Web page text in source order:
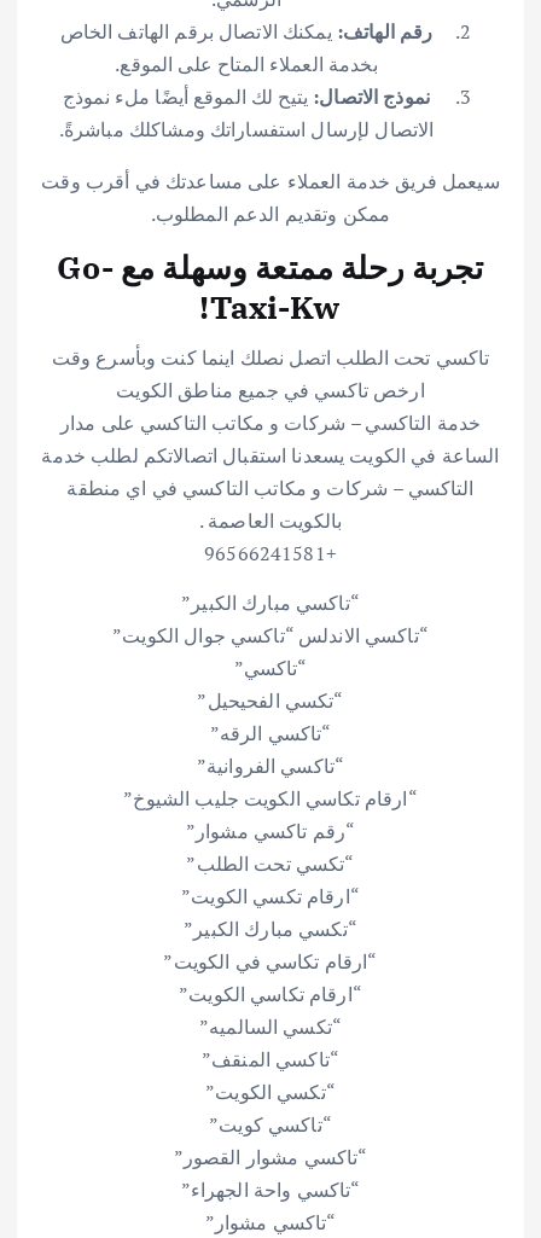
رقم الهاتف: يمكنك الاتصال برقم الهاتف الخاص
بخدمة العملاء المتاح على الموقع.
نموذج الاتصال: يتيح لك الموقع أيضًا ملء نموذج
الاتصال لإرسال استفساراتك ومشاكلك مباشرةً.
سيعمل فريق خدمة العملاء على مساعدتك في أقرب وقت
ممكن وتقديم الدعم المطلوب.
تجربة رحلة ممتعة وسهلة مع Go-
Taxi-Kw!
تاكسي تحت الطلب اتصل نصلك اينما كنت وبأسرع وقت
ارخص تاكسي في جميع مناطق الكويت
خدمة التاكسي – شركات و مكاتب التاكسي على مدار
الساعة في الكويت يسعدنا استقبال اتصالاتكم لطلب خدمة
التاكسي – شركات و مكاتب التاكسي في اي منطقة
بالكويت العاصمة .
+96566241581
“تاكسي مبارك الكبير”
“تاكسي الاندلس “تاكسي جوال الكويت”
“تاكسي”
“تكسي الفحيحيل”
“تاكسي الرقه”
“تاكسي الفروانية”
“ارقام تكاسي الكويت جليب الشيوخ”
“رقم تاكسي مشوار”
“تكسي تحت الطلب”
“ارقام تكسي الكويت”
“تكسي مبارك الكبير”
“ارقام تكاسي في الكويت”
“ارقام تكاسي الكويت”
“تكسي السالميه”
“تاكسي المنقف”
“تكسي الكويت”
“تاكسي كويت”
“تاكسي مشوار القصور”
“تاكسي واحة الجهراء”
“تاكسي مشوار”